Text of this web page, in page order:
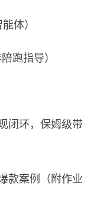
体）
跑指导）
闭环，保姆级带
款案例（附作业